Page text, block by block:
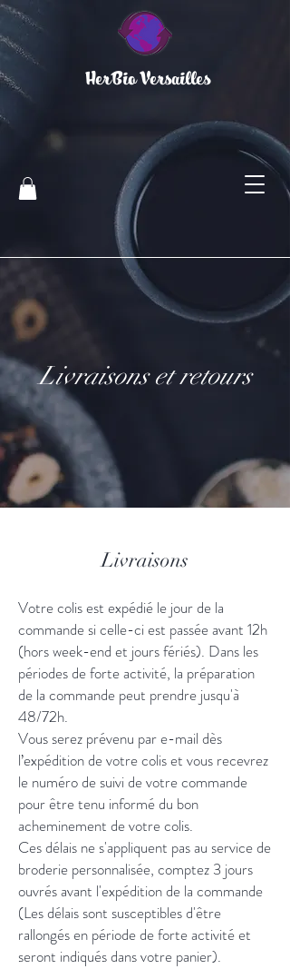
HerBio Versailles
Livraisons et retours
Livraisons
Votre colis est expédié le jour de la
commande si celle-ci est passée avant 12h
(hors week-end et jours fériés). Dans les
périodes de forte activité, la préparation
de la commande peut prendre jusqu'à
48/72h.
Vous serez prévenu par e-mail dès
l’expédition de votre colis et vous recevrez
le numéro de suivi de votre commande
pour être tenu informé du bon
acheminement de votre colis.
Ces délais ne s'appliquent pas au service de
broderie personnalisée, comptez 3 jours
ouvrés avant l'expédition de la commande
(Les délais sont susceptibles d'être
rallongés en période de forte activité et
seront indiqués dans votre panier).